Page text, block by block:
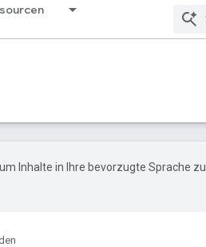
Inhalte in Ihre bevorzugte Sprache zu